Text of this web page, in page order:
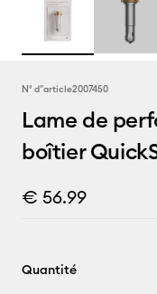
N° d''article2007450
Lame de
boîtier
€ 56.99
Quantité